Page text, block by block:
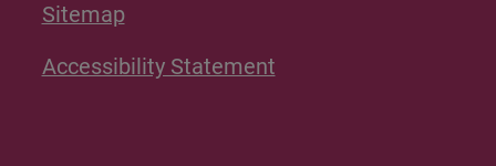
Sitemap
Accessibility Statement